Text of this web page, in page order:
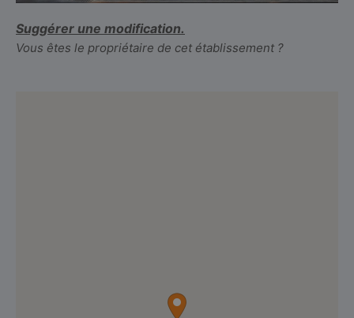
Suggérer une modification.
Vous êtes le propriétaire de cet établissement ?